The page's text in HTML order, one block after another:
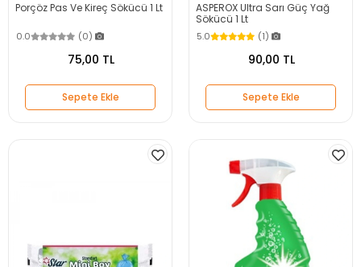
Porçöz Pas Ve Kireç Sökücü 1 Lt
0.0 (0)
75,00 TL
Sepete Ekle
ASPEROX Ultra Sarı Güç Yağ
Sökücü 1 Lt
5.0 (1)
90,00 TL
Sepete Ekle